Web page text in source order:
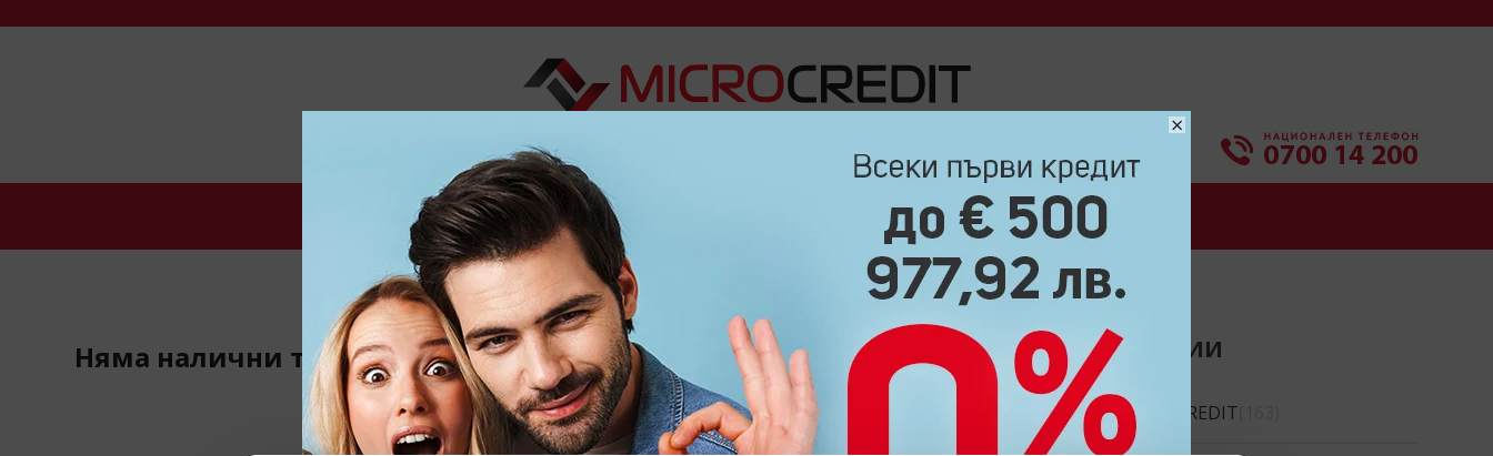
КАК ДА ВЗЕМА? ЧЕСТО ЗАДАВАНИ ВЪПРОСИ КОНТАКТИ
×
Няма налични теми. КАТЕГОРИИ
MICROCREDIT